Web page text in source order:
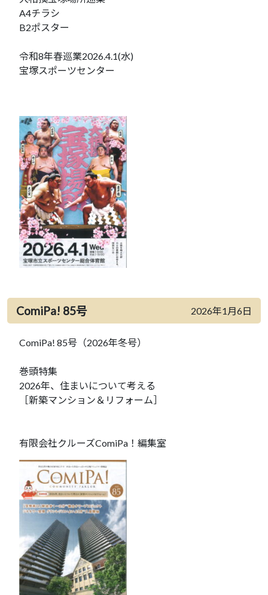
A4チラシ
B2ポスター
令和8年春巡業2026.4.1(水)
宝塚スポーツセンター
ComiPa! 85号 2026年1月6日
ComiPa! 85号（2026年冬号）
巻頭特集
2026年、住まいについて考える
［新築マンション＆リフォーム］
有限会社クルーズComiPa！編集室